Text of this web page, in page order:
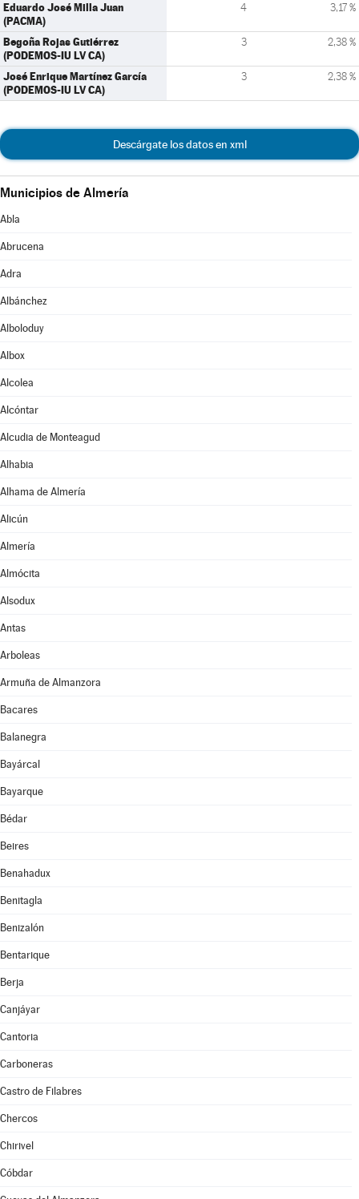
Eduardo José Milla Juan
(PACMA)
4 3,17 %
Begoña Rojas Gutiérrez
(PODEMOS-IU LV CA)
3 2,38 %
José Enrique Martínez García
(PODEMOS-IU LV CA)
3 2,38 %
Descárgate los datos en xml
Municipios de Almería
Abla
Abrucena
Adra
Albánchez
Alboloduy
Albox
Alcolea
Alcóntar
Alcudia de Monteagud
Alhabia
Alhama de Almería
Alicún
Almería
Almócita
Alsodux
Antas
Arboleas
Armuña de Almanzora
Bacares
Balanegra
Bayárcal
Bayarque
Bédar
Beires
Benahadux
Benitagla
Benizalón
Bentarique
Berja
Canjáyar
Cantoria
Carboneras
Castro de Filabres
Chercos
Chirivel
Cóbdar